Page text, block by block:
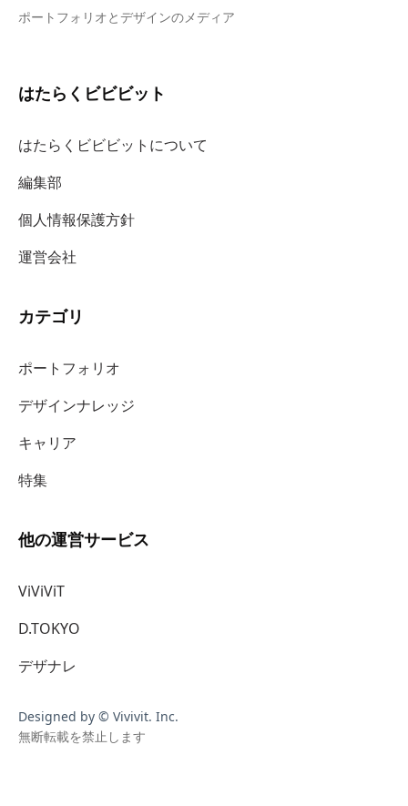
ポートフォリオとデザインのメディア
はたらくビビビット
はたらくビビビットについて
編集部
個人情報保護方針
運営会社
カテゴリ
ポートフォリオ
デザインナレッジ
キャリア
特集
他の運営サービス
ViViViT
D.TOKYO
デザナレ
Designed by © Vivivit. Inc.
無断転載を禁止します